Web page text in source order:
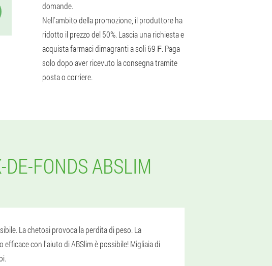
domande.
Nell'ambito della promozione, il produttore ha
ridotto il prezzo del 50%. Lascia una richiesta e
acquista farmaci dimagranti a soli 69 ₣. Paga
solo dopo aver ricevuto la consegna tramite
posta o corriere.
DE-FONDS ABSLIM
La chetosi provoca la perdita di peso. La
con l'aiuto di ABSlim è possibile! Migliaia di